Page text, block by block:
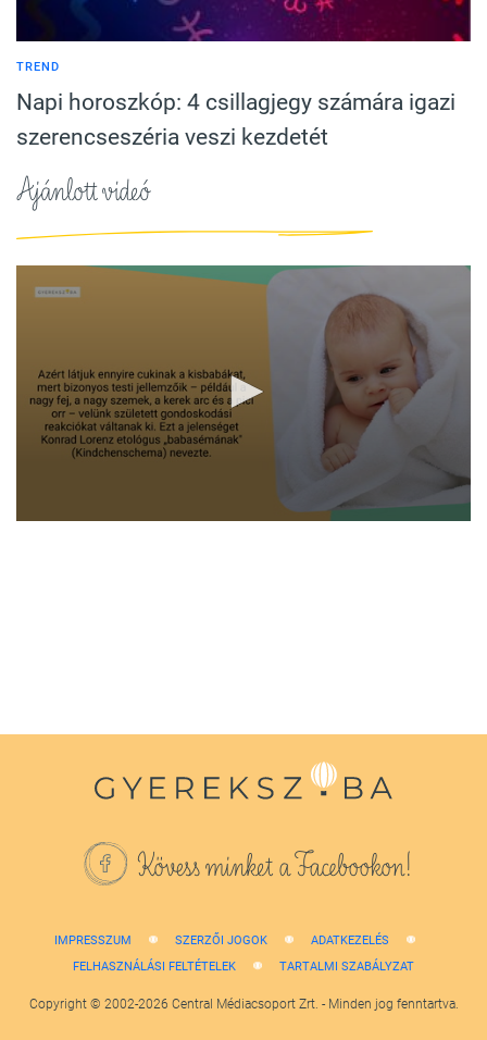
TREND
Napi horoszkóp: 4 csillagjegy számára igazi
szerencseszéria veszi kezdetét
Ajánlott videó
Kövess minket a Facebookon!
IMPRESSZUM SZERZŐI JOGOK
ADATKEZELÉS
FELHASZNÁLÁSI FELTÉTELEK
TARTALMI SZABÁLYZAT
Copyright © 2002-2026 Central Médiacsoport Zrt. - Minden jog fenntartva.